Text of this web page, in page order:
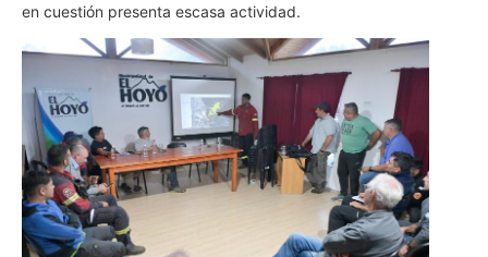
en cuestión presenta escasa actividad.